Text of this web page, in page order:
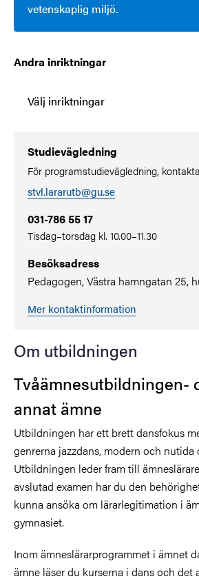
vetenskaplig miljö.
Andra inriktningar
Studievägledning
För programstudievägledning,
stvl.lararutb@gu.se
031-786 55 17
Tisdag–torsdag kl. 10.00–11.30
Besöksadress
Pedagogen, Västra hamngatan 25,
Mer kontaktinformation
Om utbildningen
Tvåämnesutbildningen-
annat ämne
Utbildningen har ett brett dansfokus
genrerna jazzdans, modern och nutida
Utbildningen leder fram till
avslutad examen har du den
kunna ansöka om lärarlegitimation i
gymnasiet.
Inom ämneslärarprogrammet i ämnet
ämne läser du kurserna i dans och det